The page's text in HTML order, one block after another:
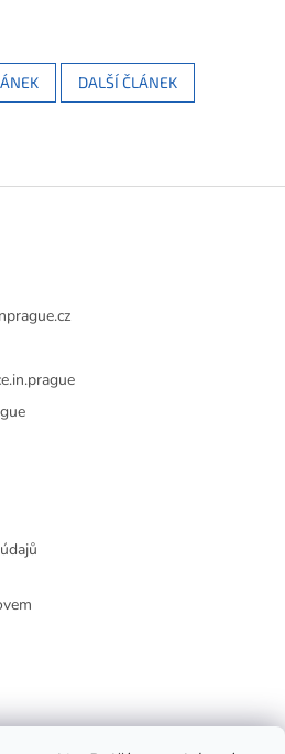
DALŠÍ ČLÁNEK